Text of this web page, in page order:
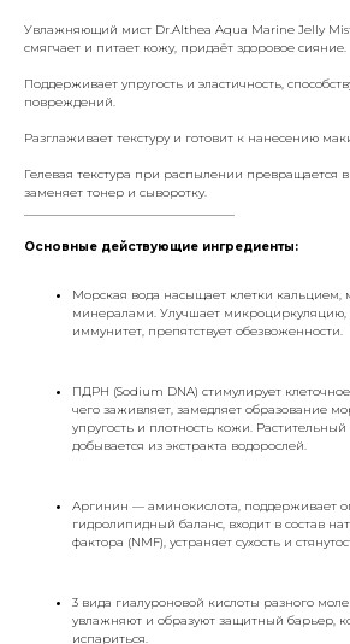
Увлажняющий мист Dr.Althea Aqua Marine Jelly
смягчает и питает кожу, придаёт здоровое сияние.
Поддерживает упругость и эластичность,
повреждений.
Разглаживает текстуру и готовит к нанесению
Гелевая текстура при распылении превращается
заменяет тонер и сыворотку.
Основные действующие ингредиенты:
Морская вода насыщает клетки кальцием,
минералами. Улучшает
иммунитет, препятствует обезвоженности.
ПДРН (Sodium DNA) стимулирует клеточное
чего заживляет, замедляет образование
упругость и плотность кожи.
добывается из экстракта водорослей.
Аргинин — аминокислота, поддерживает
гидролипидный баланс, входит в состав
фактора (NMF), устраняет сухость и
3 вида гиалуроновой кислоты разного
увлажняют и образуют защитный барьер,
испариться.